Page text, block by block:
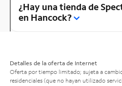
¿Hay una tienda de
en Hancock?
Detalles de la oferta de Internet
Oferta por tiempo limitado; sujeta a
residenciales (que no hayan utilizado